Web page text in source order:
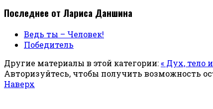
Последнее от Лариса Даншина
Ведь ты – Человек!
Победитель
Другие материалы в этой категории:« Дух, тело
Авторизуйтесь, чтобы получить возможность
Наверх